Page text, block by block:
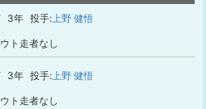
3年 投手:上野 健悟
ト走者なし
3年 投手:上野 健悟
ト走者なし